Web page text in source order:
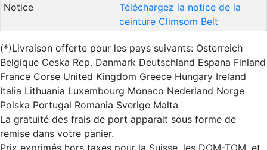
Notice
Téléchargez la notice de la
ceinture Climsom Belt
(*)Livraison offerte pour les pays suivants: Osterreich
Belgique Ceska Rep. Danmark Deutschland Espana Finland
France Corse United Kingdom Greece Hungary Ireland
Italia Lithuania Luxembourg Monaco Nederland Norge
Polska Portugal Romania Sverige Malta
La gratuité des frais de port apparait sous forme de
remise dans votre panier.
Prix exprimés hors taxes pour la Suisse, les DOM-TOM, et